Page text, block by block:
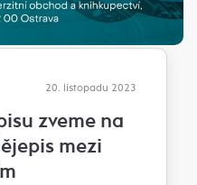
20. listopadu 2023
zveme na
mezi